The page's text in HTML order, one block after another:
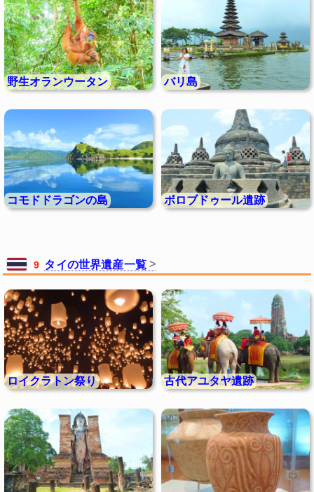
野生オランウータン バリ島
コモドドラゴンの島 ボロブドゥール遺跡
9 タイの世界遺産一覧
ロイクラトン祭り 古代アユタヤ遺跡